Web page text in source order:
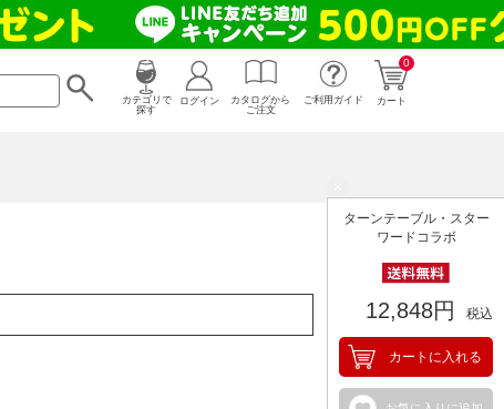
カテゴリで
探す
0
カート
ログイン
カタログから
ご注文
ご利用ガイド
ターンテーブル・スター
ワードコラボ
12,848円 税込
カートに入れる